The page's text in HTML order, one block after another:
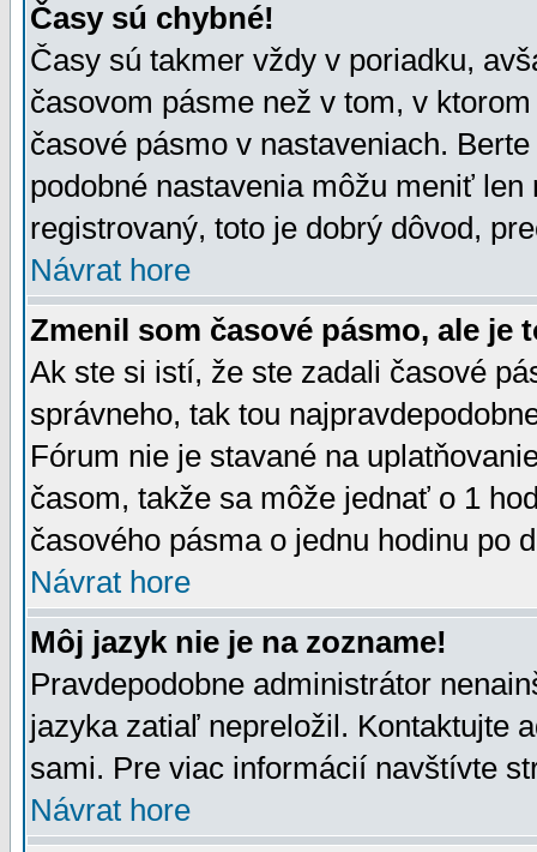
Časy sú chybné!
Časy sú takmer vždy v poriadku,
časovom pásme než v tom, v
časové pásmo v nastaveniach.
podobné nastavenia môžu meniť
registrovaný, toto je dobrý dôvod,
Návrat hore
Zmenil som časové pásmo, ale je
Ak ste si istí, že ste zadali časové
správneho, tak tou
Fórum nie je stavané na
časom, takže sa môže jednať o 1
časového pásma o jednu hodinu po
Návrat hore
Môj jazyk nie je na zozname!
Pravdepodobne administrátor
jazyka zatiaľ nepreložil. Kontaktujte
sami. Pre viac informácií navštívte
Návrat hore